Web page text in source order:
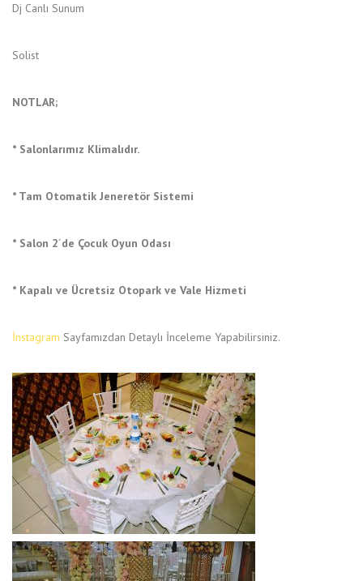
Dj Canlı Sunum
Solist
NOTLAR;
* Salonlarımız Klimalıdır.
* Tam Otomatik Jeneretör Sistemi
* Salon 2´de Çocuk Oyun Odası
* Kapalı ve Ücretsiz Otopark ve Vale Hizmeti
İnstagram Sayfamızdan Detaylı İnceleme Yapabilirsiniz.